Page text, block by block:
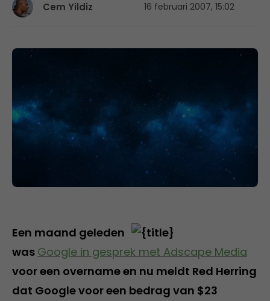
Cem Yildiz 16 februari 2007, 15:02
Een maand geleden
was Google in gesprek met Adscape Media
voor een overname en nu meldt Red Herring
dat Google voor een bedrag van $23